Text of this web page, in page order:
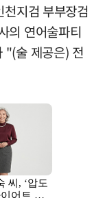
지검 부부장검
의 연어술파티
"(술 제공은) 전